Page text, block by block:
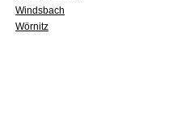
Windsbach
Wörnitz